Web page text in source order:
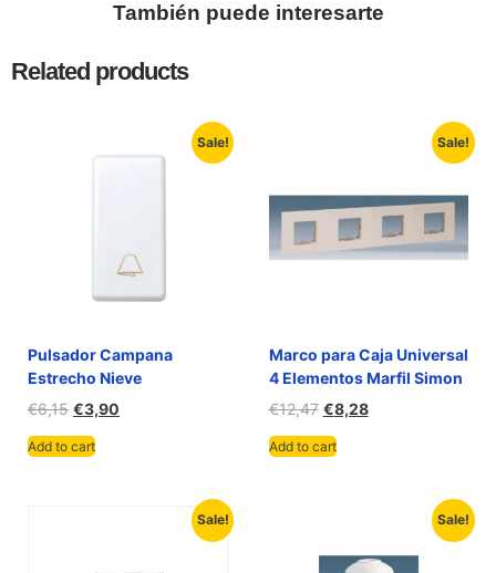
También puede interesarte
Related products
Sale!
Pulsador Campana
Estrecho Nieve
€6,15 €3,90
Add to cart
Sale!
Marco para Caja Universal
4 Elementos Marfil Simon
€12,47 €8,28
Add to cart
Sale! Sale!